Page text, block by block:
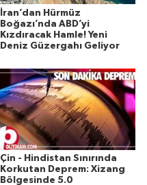
İran’dan Hürmüz
Boğazı’nda ABD’yi
Kızdıracak Hamle! Yeni
Deniz Güzergahı Geliyor
Çin - Hindistan Sınırında
Korkutan Deprem: Xizang
Bölgesinde 5.0